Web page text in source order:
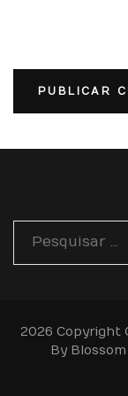
Pesquisar
por:
2026 Copyright
By